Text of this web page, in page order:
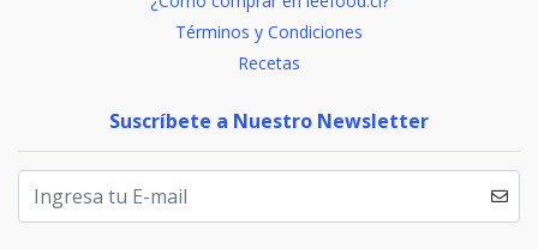
Términos y Condiciones
Recetas
Suscríbete a Nuestro Newsletter